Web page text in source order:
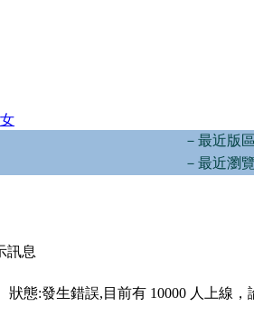
－最近版
－最近瀏
訊息
狀態:發生錯誤,目前有 10000 人上線